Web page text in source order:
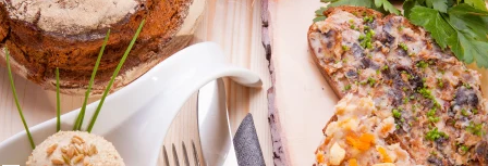
Wein & Genuss
Kultur & Events
Buchen & Service